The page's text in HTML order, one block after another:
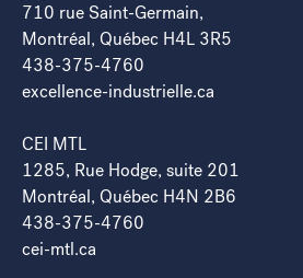
710 rue Saint-Germain,
Montréal, Québec H4L 3R5
438-375-4760
excellence-industrielle.ca
CEI MTL
1285, Rue Hodge, suite 201
Montréal, Québec H4N 2B6
438-375-4760
cei-mtl.ca